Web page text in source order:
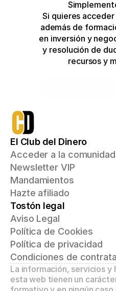
Si quieres
además de
en inversión y
y resolución de
recursos y
El Club del Dinero
Acceder a la comunidad
Newsletter VIP
Mandamientos
Hazte afiliado
Tostón legal
Aviso Legal
Política de Cookies
Política de privacidad
Condiciones de
La información, servicios
esta web tienen un